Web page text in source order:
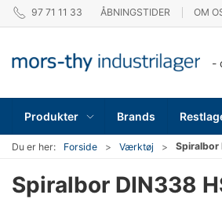
97 71 11 33 ÅBNINGSTIDER OM
-
Produkter Brands
Du er her: Forside Værktøj Spiralbor
Spiralbor DIN338